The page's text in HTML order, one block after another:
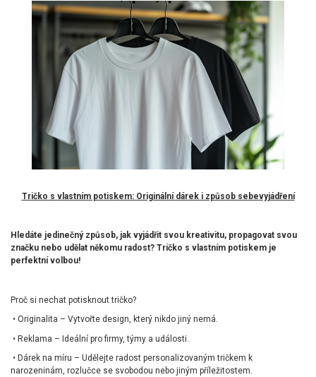
Tričko s vlastním potiskem: Originální dárek i způsob sebevyjádření
Hledáte jedinečný způsob, jak vyjádřit svou kreativitu, propagovat svou
značku nebo udělat někomu radost? Tričko s vlastním potiskem je
perfektní volbou!
Proč si nechat potisknout tričko?
• Originalita – Vytvořte design, který nikdo jiný nemá.
• Reklama – Ideální pro firmy, týmy a události.
• Dárek na míru – Udělejte radost personalizovaným tričkem k
narozeninám, rozlučce se svobodou nebo jiným příležitostem.